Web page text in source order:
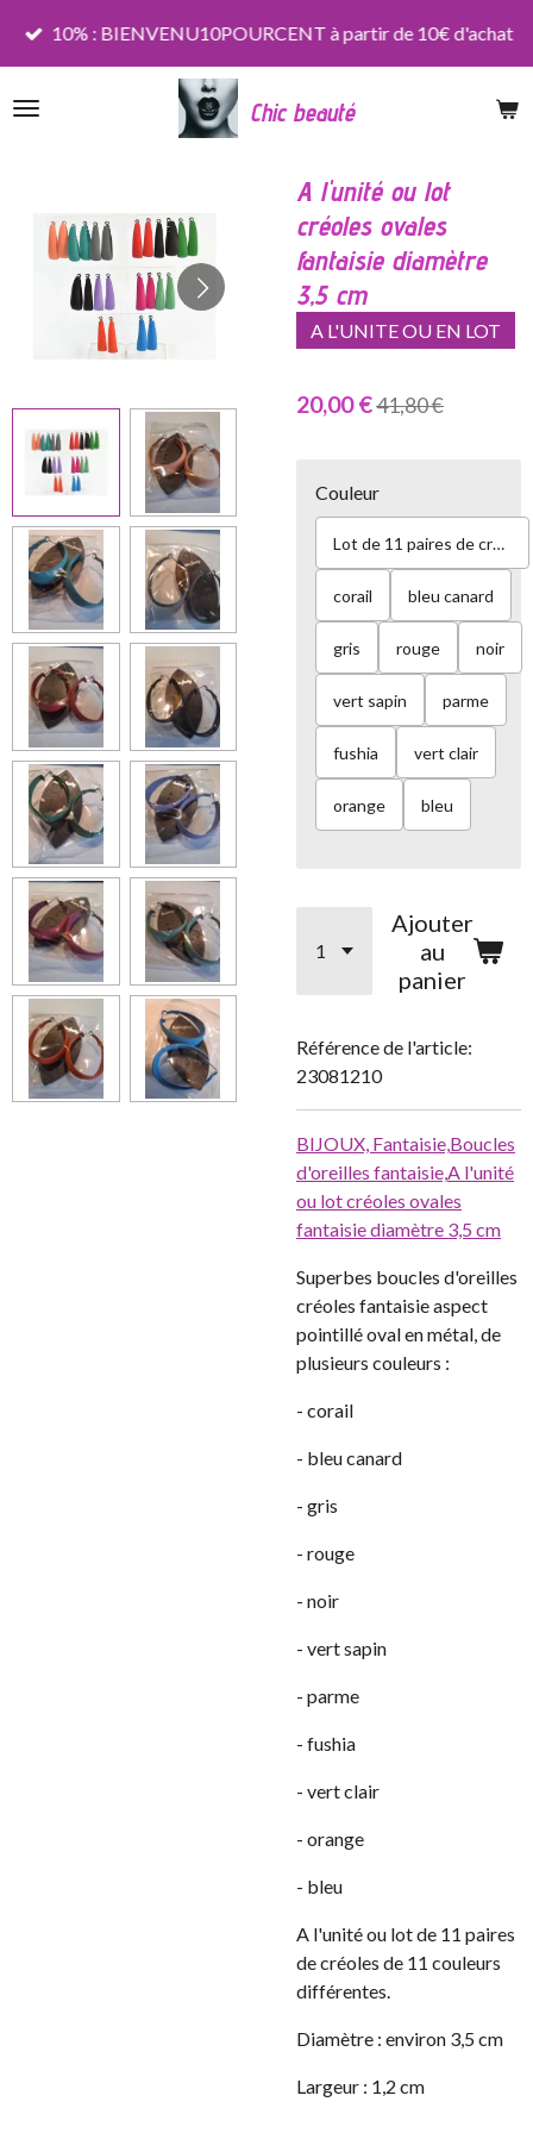
Passer
principal
Chic beauté
10% : BIENVENU10POURCENT à partir de 10€ d'achat
A l'unité ou lot
créoles ovales
fantaisie diamètre
3,5 cm
A L'UNITE OU EN LOT
20,00 €41,80 €
Couleur
Lot de 11 paires de créoles de 11 couleurs différentes
corail bleu canard
gris rouge noir
vert sapin parme
fushia vert clair
orange bleu
Ajouter
au
panier
Référence de l'article:
23081210
BIJOUX, Fantaisie,Boucles
d'oreilles fantaisie,A l'unité
ou lot créoles ovales
fantaisie diamètre 3,5 cm
Superbes boucles d'oreilles
créoles fantaisie aspect
pointillé oval en métal, de
plusieurs couleurs :
- corail
- bleu canard
- gris
- rouge
- noir
- vert sapin
- parme
- fushia
- vert clair
- orange
- bleu
A l'unité ou lot de 11 paires
de créoles de 11 couleurs
différentes.
Diamètre : environ 3,5 cm
Largeur : 1,2 cm